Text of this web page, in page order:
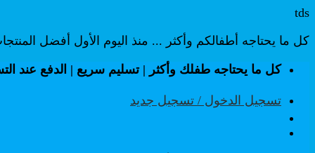
tds
كل ما يحتاجه أطفالكم وأكثر ... منذ اليوم الأول أفضل
تخطيكل ما يحتاجه طفلك وأكثر | تسليم سريع | الدفع عند
تسجيل الدخول / تسجيل جديد